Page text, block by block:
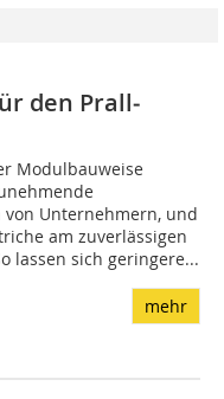
den Prall­
Modulbauweise
von Unternehmern, und
am zuverlässigen
lassen sich geringere...
mehr